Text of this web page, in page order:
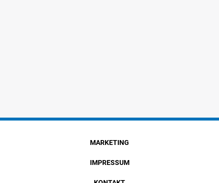
MARKETING
IMPRESSUM